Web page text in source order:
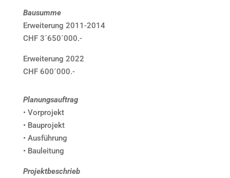
Bausumme
Erweiterung 2011-2014
CHF 3´650´000.-
Erweiterung 2022
CHF 600´000.-
Planungsauftrag
• Vorprojekt
• Bauprojekt
• Ausführung
• Bauleitung
Projektbeschrieb